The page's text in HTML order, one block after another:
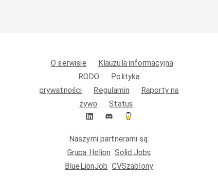
O serwisie
Klauzula informacyjna
RODO
Polityka
prywatności
Regulamin
Raporty na
żywo
Status
Naszymi partnerami są:
Grupa Helion Solid.Jobs
BlueLionJob CVSzablony